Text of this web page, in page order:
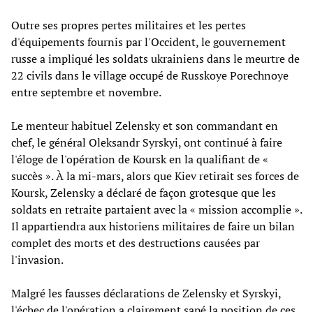
Outre ses propres pertes militaires et les pertes
d'équipements fournis par l'Occident, le gouvernement
russe a impliqué les soldats ukrainiens dans le meurtre de
22 civils dans le village occupé de Russkoye Porechnoye
entre septembre et novembre.
Le menteur habituel Zelensky et son commandant en
chef, le général Oleksandr Syrskyi, ont continué à faire
l'éloge de l'opération de Koursk en la qualifiant de «
succès ». À la mi-mars, alors que Kiev retirait ses forces de
Koursk, Zelensky a déclaré de façon grotesque que les
soldats en retraite partaient avec la « mission accomplie ».
Il appartiendra aux historiens militaires de faire un bilan
complet des morts et des destructions causées par
l'invasion.
Malgré les fausses déclarations de Zelensky et Syrskyi,